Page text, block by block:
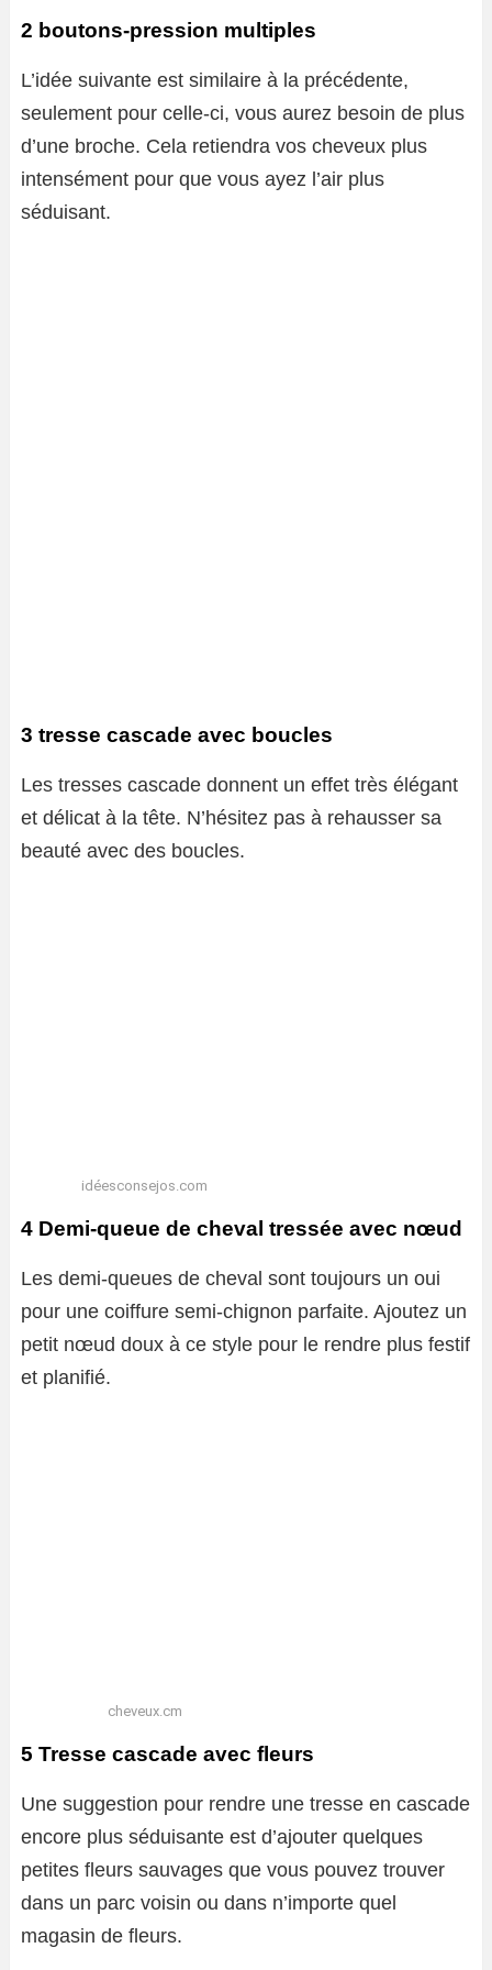
2 boutons-pression multiples
L’idée suivante est similaire à la précédente,
seulement pour celle-ci, vous aurez besoin de plus
d’une broche. Cela retiendra vos cheveux plus
intensément pour que vous ayez l’air plus
séduisant.
3 tresse cascade avec boucles
Les tresses cascade donnent un effet très élégant
et délicat à la tête. N’hésitez pas à rehausser sa
beauté avec des boucles.
idéesconsejos.com
4 Demi-queue de cheval tressée avec nœud
Les demi-queues de cheval sont toujours un oui
pour une coiffure semi-chignon parfaite. Ajoutez un
petit nœud doux à ce style pour le rendre plus festif
et planifié.
cheveux.cm
5 Tresse cascade avec fleurs
Une suggestion pour rendre une tresse en cascade
encore plus séduisante est d’ajouter quelques
petites fleurs sauvages que vous pouvez trouver
dans un parc voisin ou dans n’importe quel
magasin de fleurs.